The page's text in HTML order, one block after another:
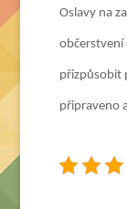
Oslavy na
občerstvení
přizpůsobit
připraveno